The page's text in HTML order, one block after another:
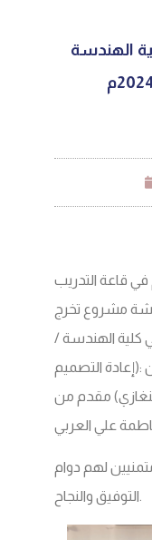
الهندسة
الاثنين الموافق 5\2\2024م في قاعة التدريب
مشروع تخرج
كلية الهندسة /
:(إعادة التصميم
بنغازي) مقدم من
لهم دوام